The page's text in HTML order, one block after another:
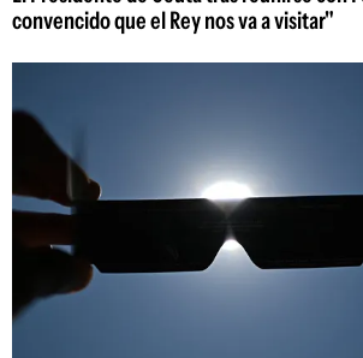
convencido que el Rey nos va a visitar"